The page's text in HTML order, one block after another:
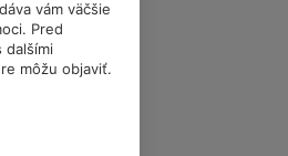
vám väčšie
Pred
dalšími
môžu objaviť.